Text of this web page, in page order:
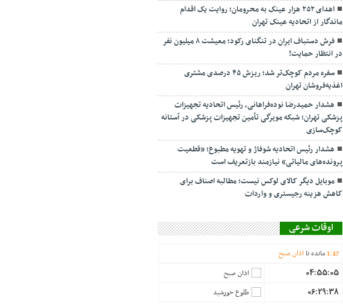
اهدای ۲۵۲ هزار عینک به محرومان؛ روایت یک اقدام
ماندگار از اتحادیه عینک تهران
فرش دستباف ایران در تنگنای رکود؛ معیشت ۸ میلیون نفر
در انتظار حمایت!
سفره مردم کوچک‌تر شد؛ ریزش ۴۵ درصدی مشتری
اغذیه‌فروشان تهران
هشدار حمیدرضا نوده‌فراهانی، رئیس اتحادیه تجهیزات
پزشکی تهران؛ شبکه مویرگی تأمین تجهیزات پزشکی در آستانه
کوچک‌سازی
هشدار رئیس اتحادیه شوفاژ و تهویه مطبوع؛ «قطعیت
پرونده‌های مالیاتی» نیازمند بازتعریف است
موبایل دیگر کالای لوکس نیست؛ مطالبه اصناف برای
کاهش هزینه رجیستری و واردات
اوقات شرعی
1:47 مانده تا اذان صبح
04:55:05 اذان صبح
06:29:38 طلوع خورشید